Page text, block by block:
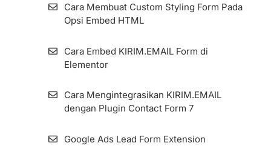
Resend Confirmation Email
Zombie Email Removal (ZER)
Cara Menambah dan Mengelola
Subscriber Fields di Aplikasi KIRIM.EMAIL
Cara Membuat Custom Styling Form Pada
Opsi Embed HTML
Cara Embed KIRIM.EMAIL Form di
Elementor
Cara Mengintegrasikan KIRIM.EMAIL
dengan Plugin Contact Form 7
Google Ads Lead Form Extension